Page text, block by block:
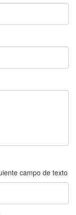
campo de texto